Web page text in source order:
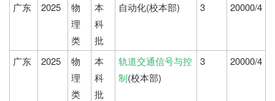
广东 2025
物
理
类
本
科
批
自动化(校本部) 3 20000/4
广东 2025
物
理
类
本
科
批
轨道交通信号与控
制(校本部)
3 20000/4